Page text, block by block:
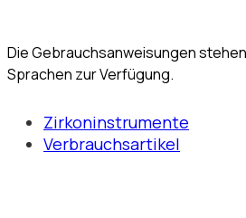
Die Gebrauchsanweisungen
Sprachen zur Verfügung.
Zirkoninstrumente
Verbrauchsartikel